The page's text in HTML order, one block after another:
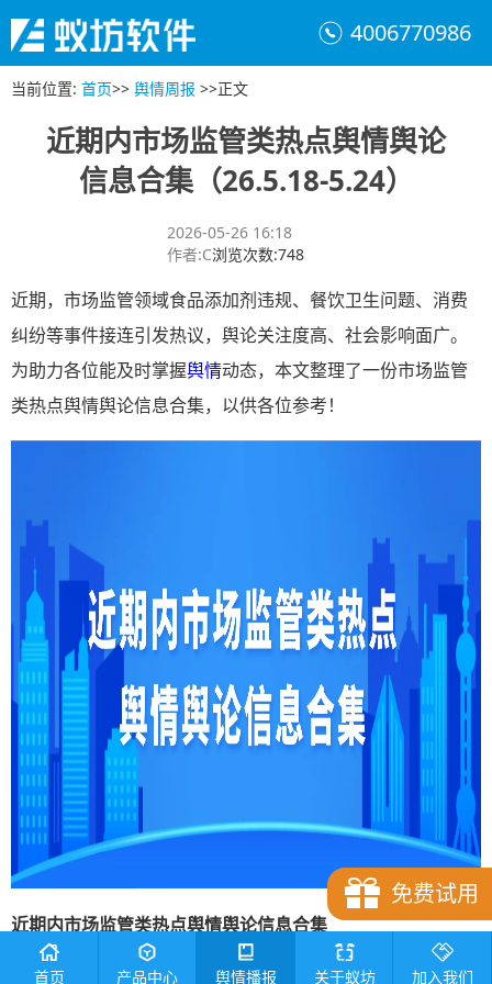
4006770986
当前位置: 首页>> 舆情周报 >>正文
近期内市场监管类热点舆情舆论
信息合集（26.5.18-5.24）
2026-05-26 16:18
作者:C浏览次数:748
近期，市场监管领域食品添加剂违规、餐饮卫生问题、消费
纠纷等事件接连引发热议，舆论关注度高、社会影响面广。
为助力各位能及时掌握舆情动态，本文整理了一份市场监管
类热点舆情舆论信息合集，以供各位参考！
近期内市场监管类热点舆情舆论信息合集
1.红河一摊贩往西瓜上涂抹透明液体，当地市监局：已对液
免费试用
首页 产品中心 舆情播报 关于蚁坊 加入我们